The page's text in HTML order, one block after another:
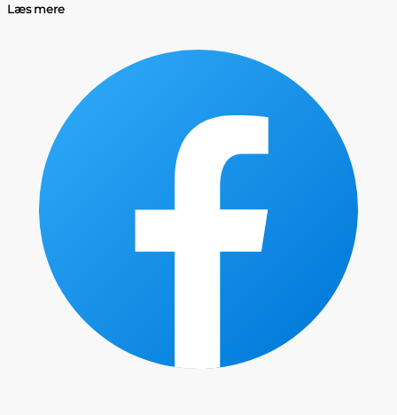
Læs mere